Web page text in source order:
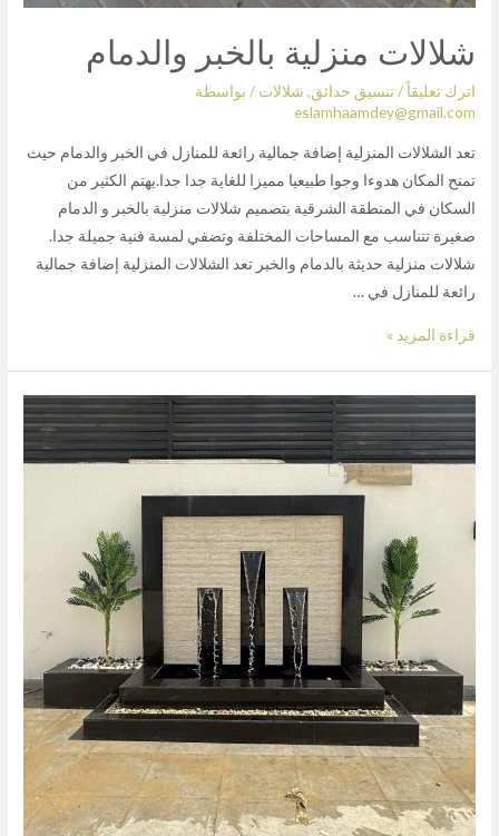
شلالات منزلية بالخبر والدمام
اترك تعليقاً/تنسيق حدائق, شلالات / بواسطة
eslamhaamdey@gmail.com
تعد الشلالات المنزلية إضافة جمالية رائعة للمنازل في الخبر والدمام حيث
تمنح المكان هدوءا وجوا طبيعيا مميزا للغاية جدا جدا.يهتم الكثير من
السكان في المنطقة الشرقية بتصميم شلالات منزلية بالخبر و الدمام
صغيرة تتناسب مع المساحات المختلفة وتضفي لمسة فنية جميلة جدا.
شلالات منزلية حديثة بالدمام والخبر تعد الشلالات المنزلية إضافة جمالية
رائعة للمنازل في …
قراءة المزيد »